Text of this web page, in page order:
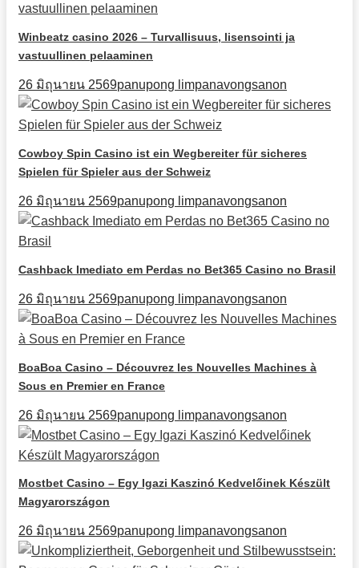
Winbeatz casino 2026 – Turvallisuus, lisensointi ja
vastuullinen pelaaminen
26 มิถุนายน 2569panupong limpanavongsanon
Cowboy Spin Casino ist ein Wegbereiter für sicheres
Spielen für Spieler aus der Schweiz
26 มิถุนายน 2569panupong limpanavongsanon
Cashback Imediato em Perdas no Bet365 Casino no Brasil
26 มิถุนายน 2569panupong limpanavongsanon
BoaBoa Casino – Découvrez les Nouvelles Machines à
Sous en Premier en France
26 มิถุนายน 2569panupong limpanavongsanon
Mostbet Casino – Egy Igazi Kaszinó Kedvelőinek Készült
Magyarországon
26 มิถุนายน 2569panupong limpanavongsanon